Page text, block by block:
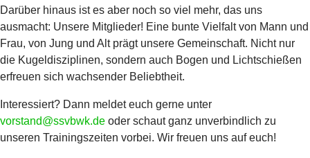
Darüber hinaus ist es aber noch so viel mehr, das uns
ausmacht: Unsere Mitglieder! Eine bunte Vielfalt von Mann und
Frau, von Jung und Alt prägt unsere Gemeinschaft. Nicht nur
die Kugeldisziplinen, sondern auch Bogen und Lichtschießen
erfreuen sich wachsender Beliebtheit.
Interessiert? Dann meldet euch gerne unter
vorstand@ssvbwk.de oder schaut ganz unverbindlich zu
unseren Trainingszeiten vorbei. Wir freuen uns auf euch!